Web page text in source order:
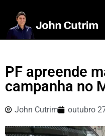
PF apreende
campanha no
John Cutrim outubro